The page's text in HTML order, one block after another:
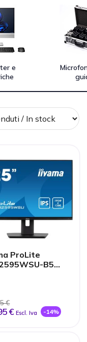
e
ProLite
B5
€
€ Escl. Iva -14%